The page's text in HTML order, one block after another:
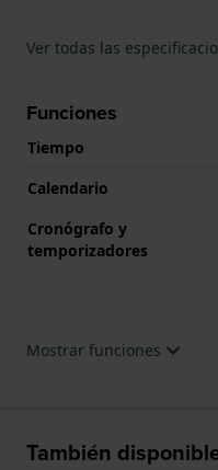
Ver todas las
Funciones
Tiempo
Calendario
Cronógrafo y
temporizadores
Mostrar funciones
También